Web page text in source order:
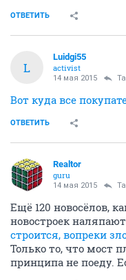
ОТВЕТИТЬ
L
Luidgi55
activist
14 мая 2015
Вот куда все
ОТВЕТИТЬ
Realtor
guru
14 мая 2015
Ещё 120 новосёлов,
новостроек
строится, вопреки
Только то, что мост
принципа не поеду.